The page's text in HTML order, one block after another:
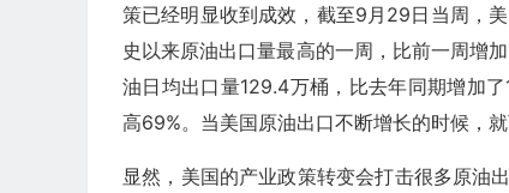
策已经明显收到成效，截至9月29日当周，
史以来原油出口量最高的一周，比前一周增
油日均出口量129.4万桶，比去年同期增加
高69%。当美国原油出口不断增长的时候，
显然，美国的产业政策转变会打击很多原油